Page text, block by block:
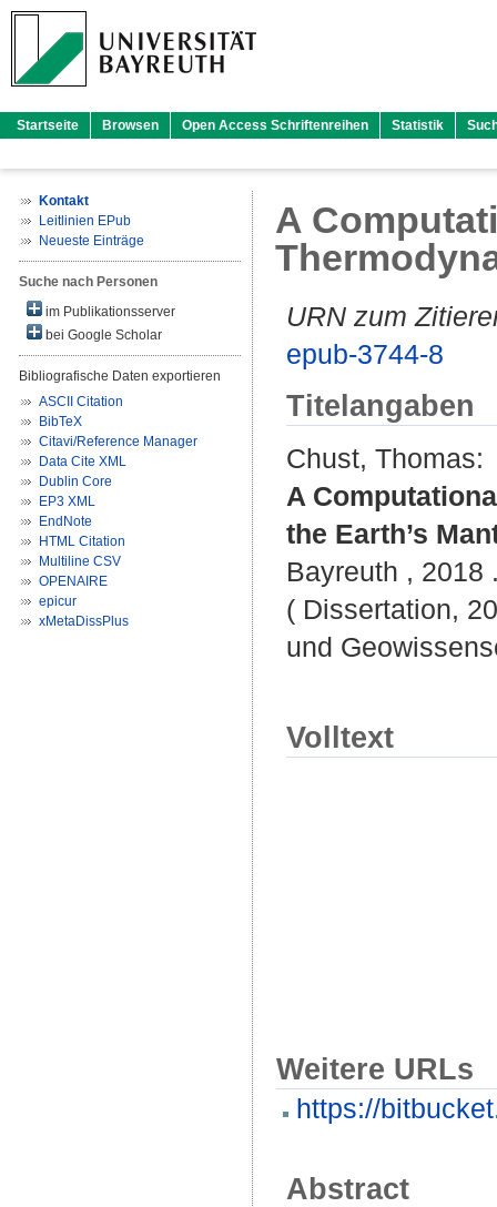
Startseite Browsen Open Access Schriftenreihen Statistik
Kontakt
Leitlinien EPub
Neueste Einträge
Suche nach Personen
im Publikationsserver
bei Google Scholar
Bibliografische Daten exportieren
ASCII Citation
BibTeX
Citavi/Reference Manager
Data Cite XML
Dublin Core
EP3 XML
EndNote
HTML Citation
Multiline CSV
OPENAIRE
epicur
xMetaDissPlus
A
URN zum
epub-3744-8
Titelangaben
Chust, Thomas:
A
the Earth’s
Bayreuth , 2018
( Dissertation,
und
Volltext
Weitere URLs
https://
Abstract